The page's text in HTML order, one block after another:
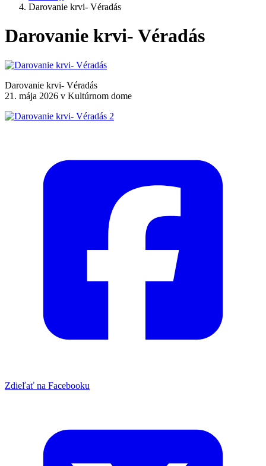
Darovanie krvi- Véradás
Darovanie krvi- Véradás
Darovanie krvi- Véradás
21. mája 2026 v Kultúrnom dome
Zdieľať na Facebooku